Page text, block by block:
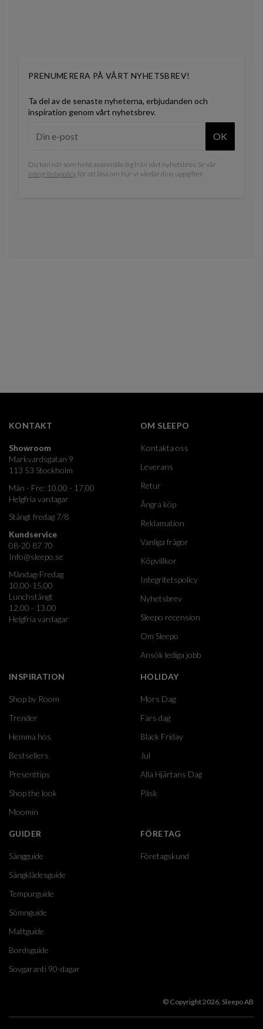
PRENUMERERA PÅ VÅRT NYHETSBREV!
Ta del av de senaste nyheterna, erbjudanden och
inspiration genom vårt nyhetsbrev.
OK
Du kan när som helst avanmäla dig från vårt nyhetsbrev. Se vår
integritetspolicyför att läsa om hur vi vårdar dina uppgifter.
KONTAKT
Showroom
Markvardsgatan 9
113 53 Stockholm
Mån - Fre: 10.00 - 17.00
Helgfria vardagar
Stängt fredag 7/8
Kundservice
08-20 87 70
Info@sleepo.se
Måndag-Fredag
10.00-15.00
Lunchstängt
12.00 - 13.00
Helgfria vardagar
OM SLEEPO
Kontakta oss
Leverans
Retur
Ångra köp
Reklamation
Vanliga frågor
Köpvillkor
Integritetspolicy
Nyhetsbrev
Sleepo recension
Om Sleepo
Ansök lediga jobb
INSPIRATION
Shop by Room
Trender
Hemma hos
Bestsellers
Presenttips
Shop the look
Moomin
HOLIDAY
Mors Dag
Fars dag
Black Friday
Jul
Alla Hjärtans Dag
Påsk
GUIDER
Sängguide
Sängklädesguide
Tempurguide
Sömnguide
Mattguide
Bordsguide
Sovgaranti 90-dagar
FÖRETAG
Företagskund
© Copyright 2026, Sleepo AB